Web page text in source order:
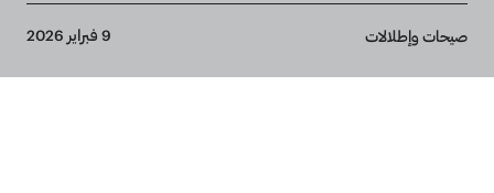
Breadcrumb
صيحات وإطلالات 9 فبراير 2026